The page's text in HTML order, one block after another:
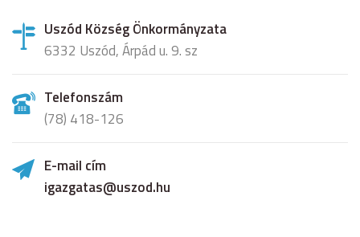
Uszód Község Önkormányzata
6332 Uszód, Árpád u. 9. sz
Telefonszám
(78) 418-126
E-mail cím
igazgatas@uszod.hu